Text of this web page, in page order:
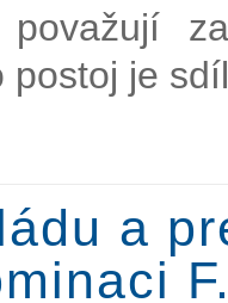
postoj je
a